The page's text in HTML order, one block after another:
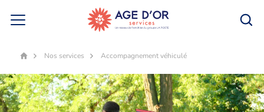
AccueilNos services Accompagnement véhiculé